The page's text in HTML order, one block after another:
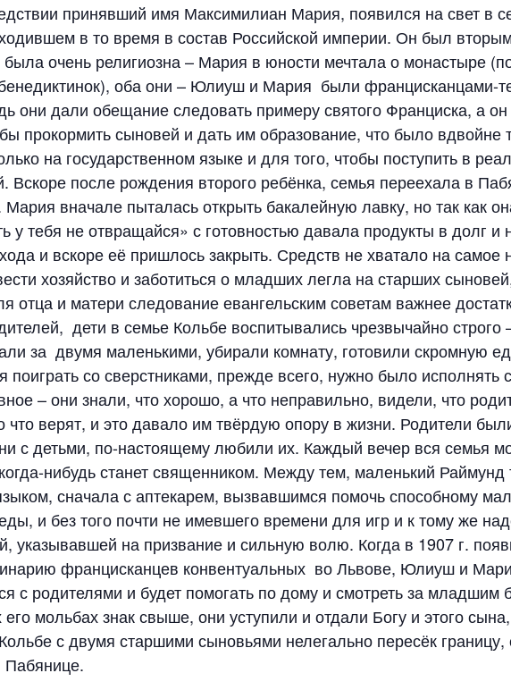
принявший имя Максимилиан Мария, появился на свет в
в то время в состав Российской империи. Он был
очень религиозна – Мария в юности мечтала о монастыре
оба они – Юлиуш и Мария были францисканцами-
они дали обещание следовать примеру святого Франциска, а
прокормить сыновей и дать им образование, что было вдвойне
на государственном языке и для того, чтобы поступить в
Вскоре после рождения второго ребёнка, семья переехала в
вначале пыталась открыть бакалейную лавку, но так как
у тебя не отвращайся» с готовностью давала продукты в долг
и вскоре её пришлось закрыть. Средств не хватало на
хозяйство и заботиться о младших легла на старших
отца и матери следование евангельским советам важнее
дети в семье Кольбе воспитывались чрезвычайно
за двумя маленькими, убирали комнату, готовили скромную
поиграть со сверстниками, прежде всего, нужно было исполнять
– они знали, что хорошо, а что неправильно, видели, что
что верят, и это давало им твёрдую опору в жизни. Родители
с детьми, по-настоящему любили их. Каждый вечер вся семья
нибудь станет священником. Между тем, маленький
сначала с аптекарем, вызвавшимся помочь способному
и без того почти не имевшего времени для игр и к тому же
указывавшей на призвание и сильную волю. Когда в 1907 г.
францисканцев конвентуальных во Львове, Юлиуш и
с родителями и будет помогать по дому и смотреть за младшим
его мольбах знак свыше, они уступили и отдали Богу и этого
с двумя старшими сыновьями нелегально пересёк
Пабянице.